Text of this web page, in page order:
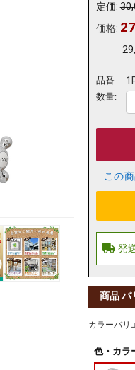
定価:
価格:
品番:
数量:
この
商品 バ
カラーバリ
色・カラ